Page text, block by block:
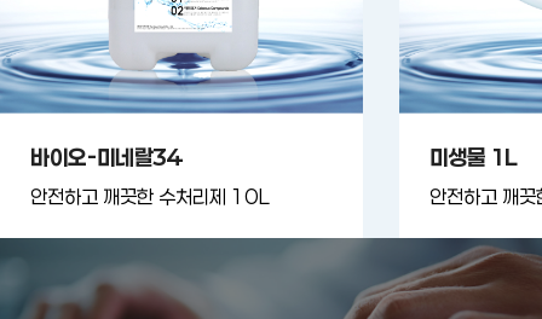
바이오-미네랄34
안전하고 깨끗한 수처리제 10L
미생물 1L
안전하고 깨